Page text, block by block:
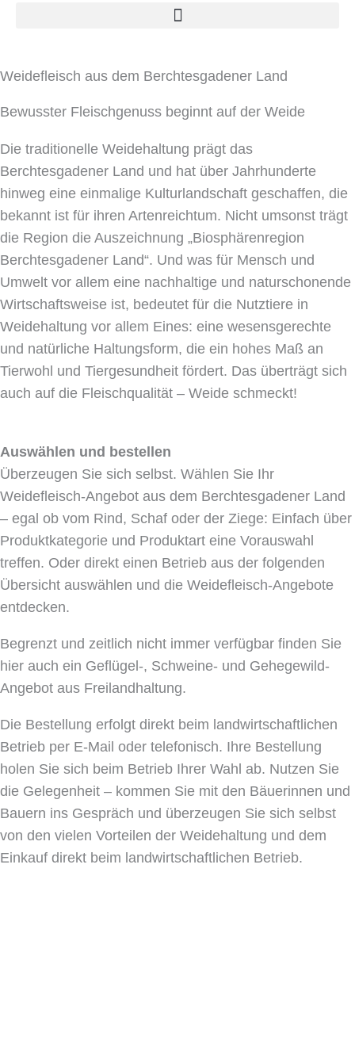
Weidefleisch aus dem Berchtesgadener Land
Bewusster Fleischgenuss beginnt auf der Weide
Die traditionelle Weidehaltung prägt das
Berchtesgadener Land und hat über Jahrhunderte
hinweg eine einmalige Kulturlandschaft geschaffen, die
bekannt ist für ihren Artenreichtum. Nicht umsonst trägt
die Region die Auszeichnung „Biosphärenregion
Berchtesgadener Land“. Und was für Mensch und
Umwelt vor allem eine nachhaltige und naturschonende
Wirtschaftsweise ist, bedeutet für die Nutztiere in
Weidehaltung vor allem Eines: eine wesensgerechte
und natürliche Haltungsform, die ein hohes Maß an
Tierwohl und Tiergesundheit fördert. Das überträgt sich
auch auf die Fleischqualität – Weide schmeckt!
Auswählen und bestellen
Überzeugen Sie sich selbst. Wählen Sie Ihr
Weidefleisch-Angebot aus dem Berchtesgadener Land
– egal ob vom Rind, Schaf oder der Ziege: Einfach über
Produktkategorie und Produktart eine Vorauswahl
treffen. Oder direkt einen Betrieb aus der folgenden
Übersicht auswählen und die Weidefleisch-Angebote
entdecken.
Begrenzt und zeitlich nicht immer verfügbar finden Sie
hier auch ein Geflügel-, Schweine- und Gehegewild-
Angebot aus Freilandhaltung.
Die Bestellung erfolgt direkt beim landwirtschaftlichen
Betrieb per E-Mail oder telefonisch. Ihre Bestellung
holen Sie sich beim Betrieb Ihrer Wahl ab. Nutzen Sie
die Gelegenheit – kommen Sie mit den Bäuerinnen und
Bauern ins Gespräch und überzeugen Sie sich selbst
von den vielen Vorteilen der Weidehaltung und dem
Einkauf direkt beim landwirtschaftlichen Betrieb.